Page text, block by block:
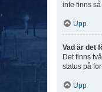
inte finns
Upp
Vad är det
Det finns
status på
Upp